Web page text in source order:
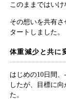
このままではいけ
その想いを共有
タートしました。
体重減少と共に
はじめの10日間
したが、目標に
た。